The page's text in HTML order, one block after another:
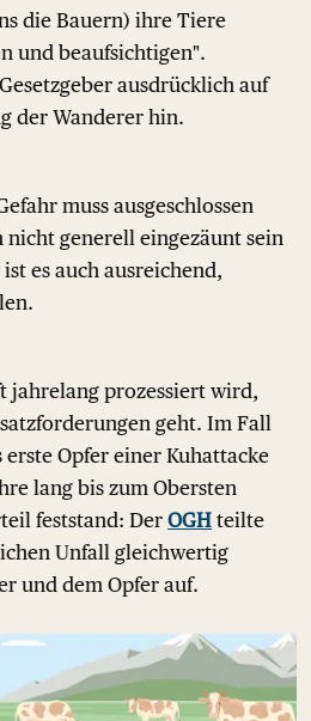
die Bauern) ihre Tiere
und beaufsichtigen".
ausdrücklich auf
der Wanderer hin.
muss ausgeschlossen
nicht generell eingezäunt sein
es auch ausreichend,
jahrelang prozessiert wird,
geht. Im Fall
Opfer einer Kuhattacke
lang bis zum Obersten
feststand: Der OGH teilte
Unfall gleichwertig
und dem Opfer auf.